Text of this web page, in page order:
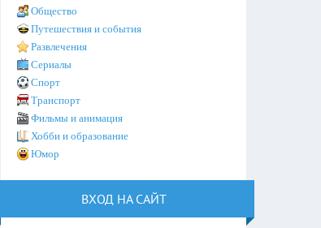
Общество
Путешествия и события
Развлечения
Сериалы
Спорт
Транспорт
Фильмы и анимация
Хобби и образование
Юмор
ВХОД НА САЙТ